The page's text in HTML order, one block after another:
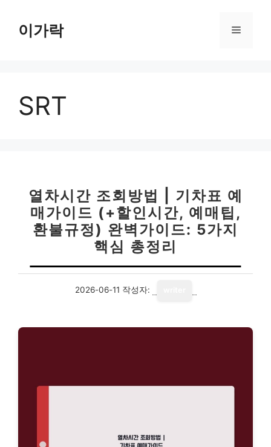
이가락 메
SRT
열차시간 조회방법 | 기차표 예
매가이드 (+할인시간, 예매팁,
환불규정) 완벽가이드: 5가지
핵심 총정리
2026-06-11 작성자: